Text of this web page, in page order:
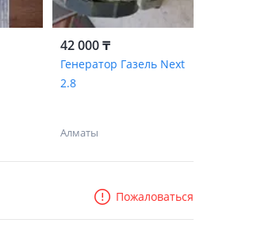
42 000 ₸
Генератор Газель Next
2.8
Алматы
Пожаловаться